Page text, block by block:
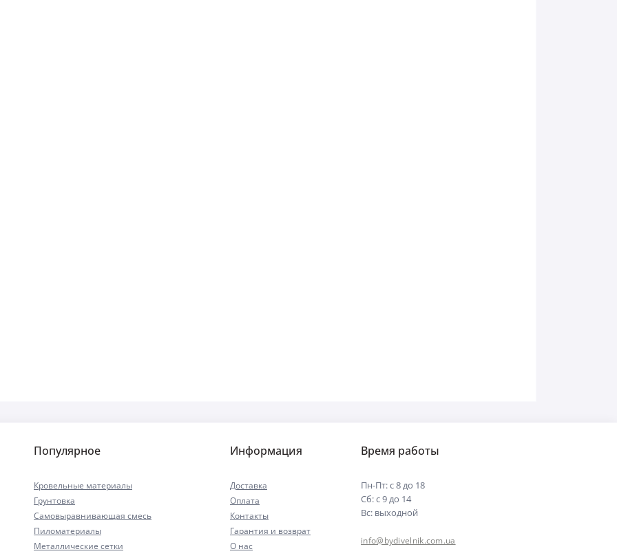
Популярное
Кровельные материалы
Грунтовка
Самовыравнивающая смесь
Пиломатериалы
Металлические сетки
Информация
Доставка
Оплата
Контакты
Гарантия и возврат
О нас
Время работы
Пн-Пт: с 8 до 18
Сб: с 9 до 14
Вс: выходной
info@bydivelnik.com.ua